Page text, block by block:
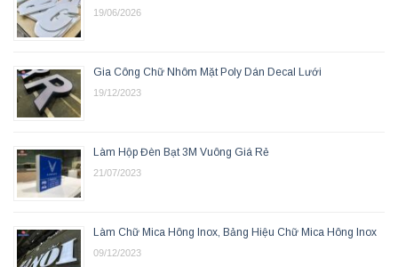
19/06/2026
Gia Công Chữ Nhôm Mặt Poly Dán Decal Lưới
19/12/2023
Làm Hộp Đèn Bạt 3M Vuông Giá Rẻ
21/07/2023
Làm Chữ Mica Hông Inox, Bảng Hiệu Chữ Mica Hông Inox
09/12/2023